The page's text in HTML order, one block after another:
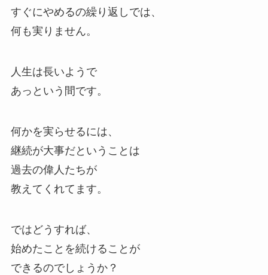
すぐにやめるの繰り返しでは、
何も実りません。
人生は長いようで
あっという間です。
何かを実らせるには、
継続が大事だということは
過去の偉人たちが
教えてくれてます。
ではどうすれば、
始めたことを続けることが
できるのでしょうか？